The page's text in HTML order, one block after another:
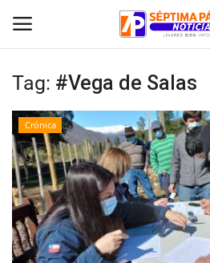
Inicio
Crónica
Policial
Tribunales
Tag: #Vega de Salas
Crónica